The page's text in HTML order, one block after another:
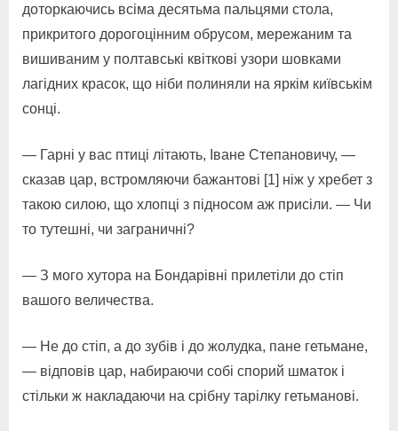
доторкаючись всіма десятьма пальцями стола,
прикритого дорогоцінним обрусом, мережаним та
вишиваним у полтавські квіткові узори шовками
лагідних красок, що ніби полиняли на яркім київськім
сонці.
— Гарні у вас птиці літають, Іване Степановичу, —
сказав цар, встромляючи бажантові [1] ніж у хребет з
такою силою, що хлопці з підносом аж присіли. — Чи
то тутешні, чи заграничні?
— З мого хутора на Бондарівні прилетіли до стіп
вашого величества.
— Не до стіп, а до зубів і до жолудка, пане гетьмане,
— відповів цар, набираючи собі спорий шматок і
стільки ж накладаючи на срібну тарілку гетьманові.